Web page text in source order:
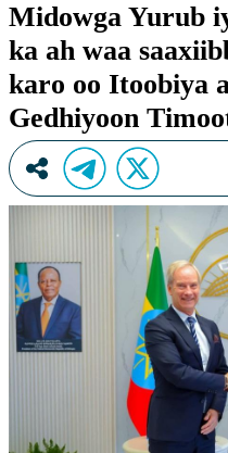
Wararka Caalamka
Midowga Yurub
ka ah waa
karo oo Itoobiya
Gedhiyoon